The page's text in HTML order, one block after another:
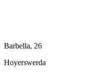
Barbella, 26
Hoyerswerda